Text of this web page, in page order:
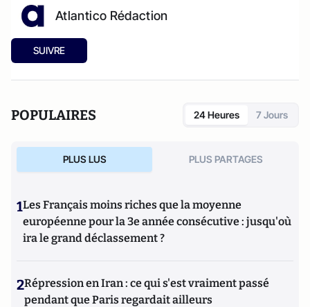
Atlantico Rédaction
SUIVRE
POPULAIRES 24 Heures 7 Jours
PLUS LUS PLUS PARTAGES
1Les Français moins riches que la moyenne
européenne pour la 3e année consécutive : jusqu'où
ira le grand déclassement ?
2Répression en Iran : ce qui s'est vraiment passé
pendant que Paris regardait ailleurs